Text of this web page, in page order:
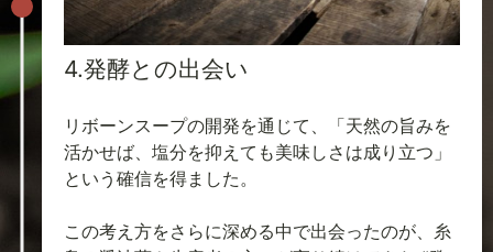
4.発酵との出会い
リボーンスープの開発を通じて、「天然の旨みを
活かせば、塩分を抑えても美味しさは成り立つ」
という確信を得ました。
この考え方をさらに深める中で出会ったのが、糸